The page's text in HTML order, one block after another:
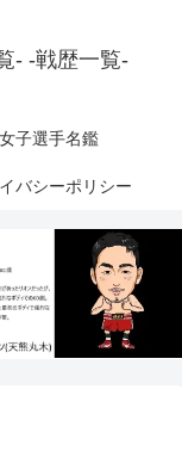
- -戦歴一覧-
女子選手名鑑
バシーポリシー